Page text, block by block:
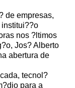
de empresas,
institui??o
nos ?ltimos
Jos? Alberto
abertura de
tecnol?
para a